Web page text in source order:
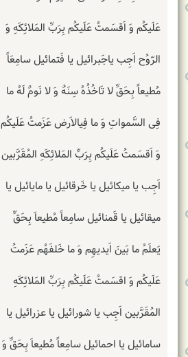
عَلَیکُم وَ اَقسَمتُ عَلَیکُم بِرَبِّ المَلائِکَهِ وَ
الرّوُح اَجِب یاجَبرائیل یا فَتمائیل سامِعَاً
مُطیعاً بِحَقِّ لا تَاخُذُهُ سِنَهٌ وَ لا نَومٌ لَهُ ما
فِی السَّمواتِ وَ ما فِیالاَرض عَزَمتُ عَلَیکُم
وَ اَقسَمتُ عَلَیکُم بِرَبِّ المَلائِکَهِ المُقَرَّبین
اَجِب یا میکائیل یا خَرقائیل یا مایائیل یا
میقائیل یا قَمنائیل سامِعاً مُطیعاَ بِحَقِّ
یَعلَمُ ما بَینَ اَیدیهِم وَ ما خَلفَهُم عَزَمتُ
عَلَیکُم وَ اقسَمتُ عَلَیکُم بِرَبِّ المَلائِکَهِ
المُقَرَّبین اَجِب یا شورائیل یا عزرائیل یا
سامائیل یا احمائیل سامِعاً مُطیعاَ بِحَقِّ وَ